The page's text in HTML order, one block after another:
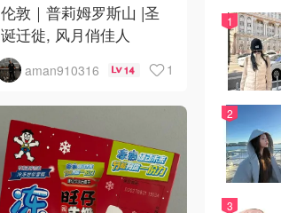
伦敦｜普莉姆罗斯山 |圣
诞迁徙, 风月俏佳人
aman910316 14 1